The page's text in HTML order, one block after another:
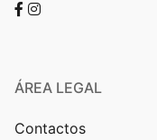
ÁREA LEGAL
Contactos